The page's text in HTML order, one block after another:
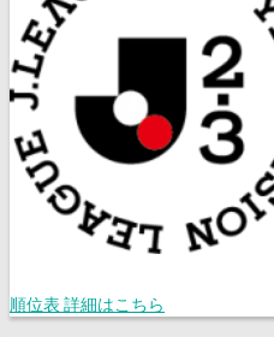
順位表 詳細はこちら